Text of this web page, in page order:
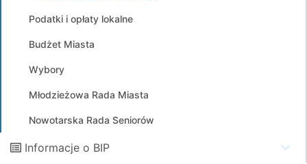
Podatki i opłaty lokalne
Budżet Miasta
Wybory
Młodzieżowa Rada Miasta
Nowotarska Rada Seniorów
Informacje o BIP